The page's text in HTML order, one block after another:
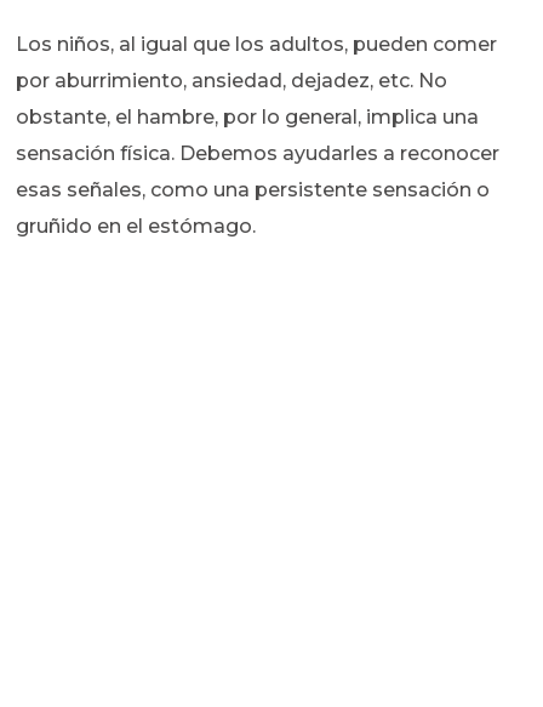
Los niños, al igual que los adultos, pueden comer
por aburrimiento, ansiedad, dejadez, etc. No
obstante, el hambre, por lo general, implica una
sensación física. Debemos ayudarles a reconocer
esas señales, como una persistente sensación o
gruñido en el estómago.